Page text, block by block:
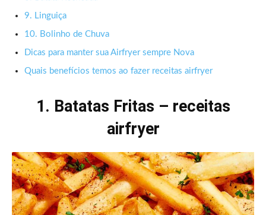
9. Linguiça
10. Bolinho de Chuva
Dicas para manter sua Airfryer sempre Nova
Quais benefícios temos ao fazer receitas airfryer
1. Batatas Fritas – receitas
airfryer